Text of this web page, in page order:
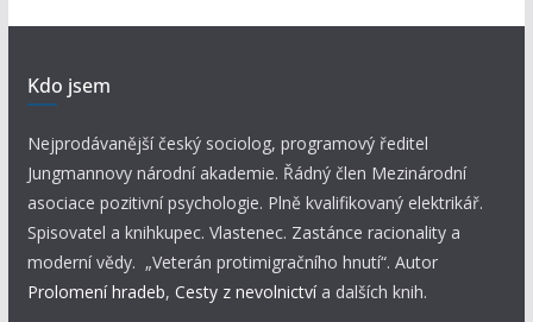
Kdo jsem
Nejprodávanější český sociolog, programový ředitel
Jungmannovy národní akademie. Řádný člen Mezinárodní
asociace pozitivní psychologie. Plně kvalifikovaný elektrikář.
Spisovatel a knihkupec. Vlastenec. Zastánce racionality a
moderní vědy. „Veterán protimigračního hnutí“. Autor
Prolomení hradeb, Cesty z nevolnictví a dalších knih.